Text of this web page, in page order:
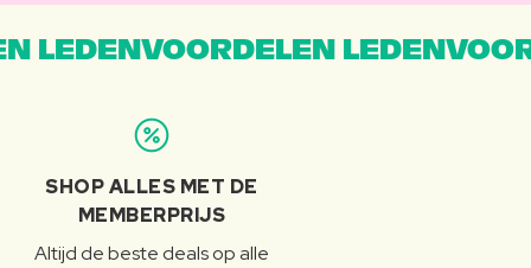
LEDENVOORDELEN
SHOP ALLES MET DE
MEMBERPRIJS
Altijd de beste deals op alle